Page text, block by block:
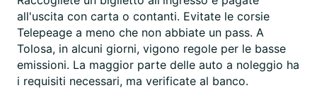
all'uscita con carta o contanti. Evitate le corsie
Telepeage a meno che non abbiate un pass. A
Tolosa, in alcuni giorni, vigono regole per le basse
emissioni. La maggior parte delle auto a noleggio ha
i requisiti necessari, ma verificate al banco.